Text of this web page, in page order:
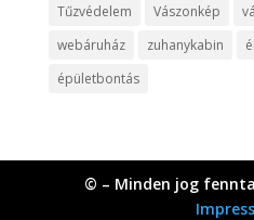
Tűzvédelem
Vászonkép
webáruház
zuhanykabin
épületbontás
© – Minden jog